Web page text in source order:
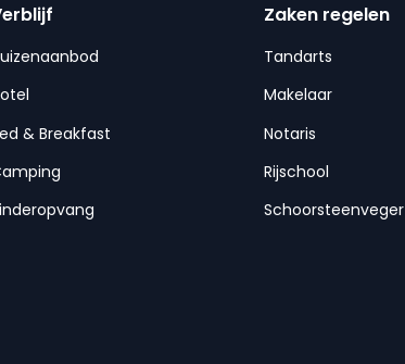
& Breakfast
Zaken regelen
Tandarts
Makelaar
Notaris
Rijschool
Schoorsteenveger